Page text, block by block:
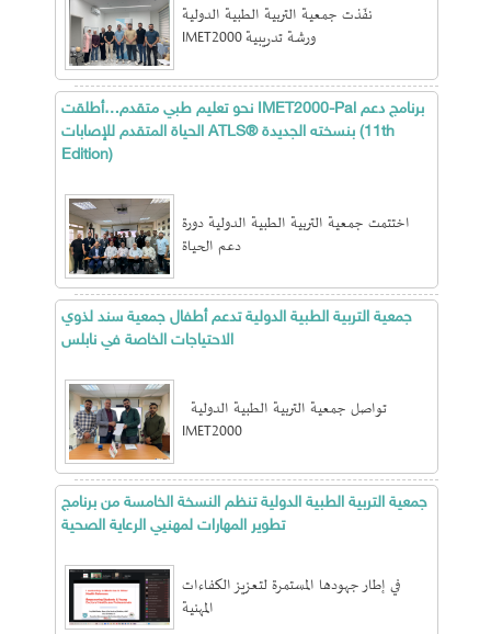
نفّذت جمعية التربية الطبية الدولية
IMET2000 ورشة تدريبية
نحو تعليم طبي متقدم…أطلقت IMET2000-Pal برنامج دعم
الحياة المتقدم للإصابات ATLS® بنسخته الجديدة (11th
Edition)
اختتمت جمعية التربية الطبية الدولية دورة
دعم الحياة
جمعية التربية الطبية الدولية تدعم أطفال جمعية سند لذوي
الاحتياجات الخاصة في نابلس
IMET2000
جمعية التربية الطبية الدولية تنظم النسخة الخامسة من برنامج
تطوير المهارات لمهنيي الرعاية الصحية
في إطار جهودها المستمرة لتعزيز الكفاءات
المهنية